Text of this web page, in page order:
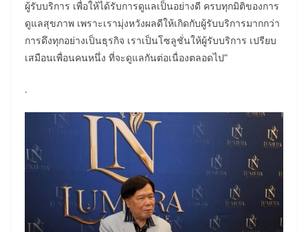
ผู้รับบริการ เพื่อให้ได้รับการดูแลเป็นอย่างดี ครบทุกมิติของการ
ดูแลสุขภาพ เพราะเรามุ่งหวังผลดีให้เกิดกับผู้รับบริการมากกว่า
การดึงทุกอย่างเป็นธุรกิจ เราเป็นโซลูชั่นให้ผู้รับบริการ เปรียบ
เสมือนเพื่อนคนหนึ่ง ที่จะดูแลกันต่อเนื่องตลอดไป”
.